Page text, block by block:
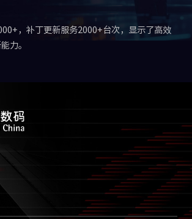
，补丁更新服务2000+台次，显示了高效
力。